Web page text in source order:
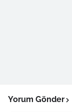
Yorum Gönder